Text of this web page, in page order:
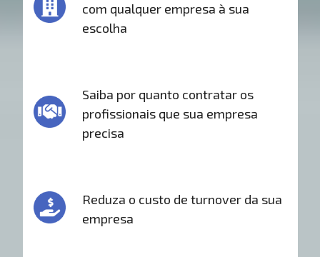
com qualquer empresa à sua
escolha
Saiba por quanto contratar os
profissionais que sua empresa
precisa
Reduza o custo de turnover da sua
empresa